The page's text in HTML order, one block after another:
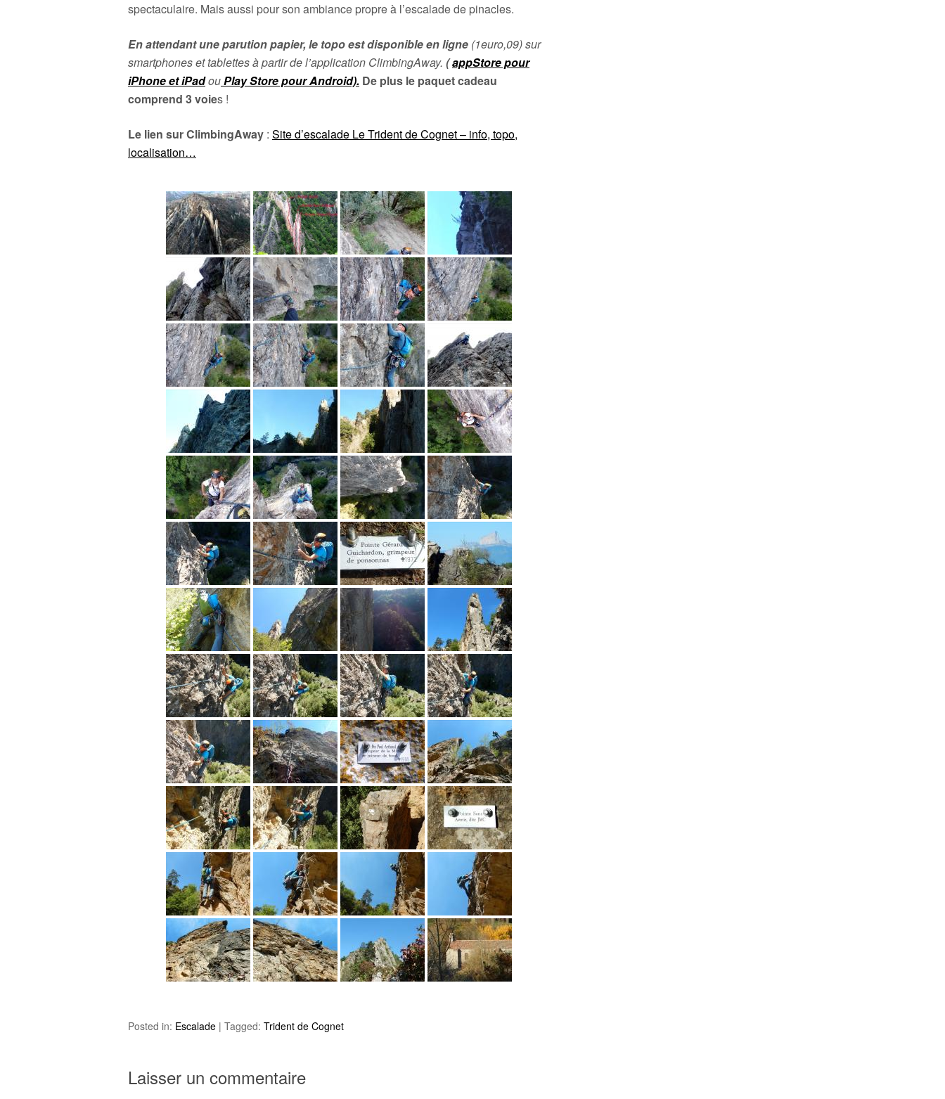
spectaculaire. Mais aussi pour son ambiance propre à l’escalade de pinacles.
En attendant une parution papier, le topo est disponible en ligne (1euro,09) sur
smartphones et tablettes à partir de l’application ClimbingAway. (appStore pour
iPhone et iPadouPlay Store pour Android). De plus le paquet cadeau
comprend 3 voies !
Le lien sur ClimbingAway : Site d’escalade Le Trident de Cognet – info, topo,
localisation…
Posted in: Escalade | Tagged: Trident de Cognet
Laisser un commentaire